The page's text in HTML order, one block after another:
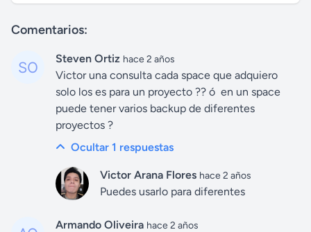
Comentarios:
Steven Ortiz hace 2 años
Victor una consulta cada space que adquiero
solo los es para un proyecto ?? ó en un space
puede tener varios backup de diferentes
proyectos ?
Ocultar 1 respuestas
Victor Arana Flores hace 2 años
Puedes usarlo para diferentes
Armando Oliveira hace 2 años